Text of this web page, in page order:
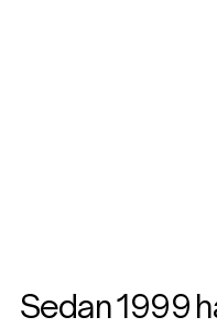
Sedan 1999